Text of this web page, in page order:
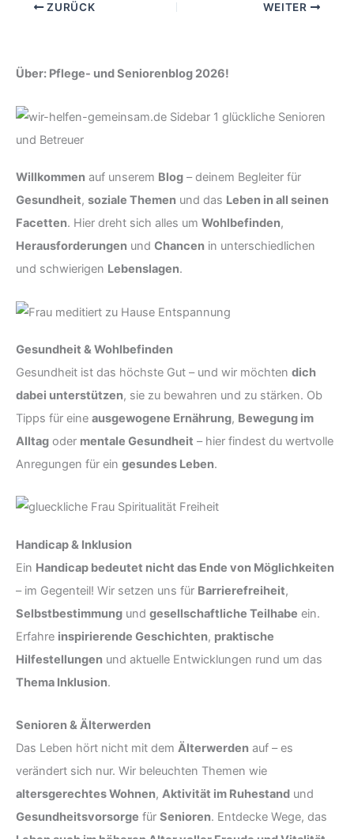
ZURÜCK WEITER
Über: Pflege- und Seniorenblog 2026!
Willkommen auf unserem Blog – deinem Begleiter für
Gesundheit, soziale Themen und das Leben in all seinen
Facetten. Hier dreht sich alles um Wohlbefinden,
Herausforderungen und Chancen in unterschiedlichen
und schwierigen Lebenslagen.
Gesundheit & Wohlbefinden
Gesundheit ist das höchste Gut – und wir möchten dich
dabei unterstützen, sie zu bewahren und zu stärken. Ob
Tipps für eine ausgewogene Ernährung, Bewegung im
Alltag oder mentale Gesundheit – hier findest du wertvolle
Anregungen für ein gesundes Leben.
Handicap & Inklusion
Ein Handicap bedeutet nicht das Ende von Möglichkeiten
– im Gegenteil! Wir setzen uns für Barrierefreiheit,
Selbstbestimmung und gesellschaftliche Teilhabe ein.
Erfahre inspirierende Geschichten, praktische
Hilfestellungen und aktuelle Entwicklungen rund um das
Thema Inklusion.
Senioren & Älterwerden
Das Leben hört nicht mit dem Älterwerden auf – es
verändert sich nur. Wir beleuchten Themen wie
altersgerechtes Wohnen, Aktivität im Ruhestand und
Gesundheitsvorsorge für Senioren. Entdecke Wege, das